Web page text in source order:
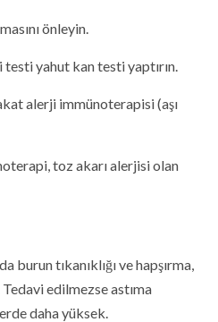
önleyin.
yahut kan testi yaptırın.
alerji immünoterapisi (aşı
toz akarı alerjisi olan
tıkanıklığı ve hapşırma,
edilmezse astıma
daha yüksek.